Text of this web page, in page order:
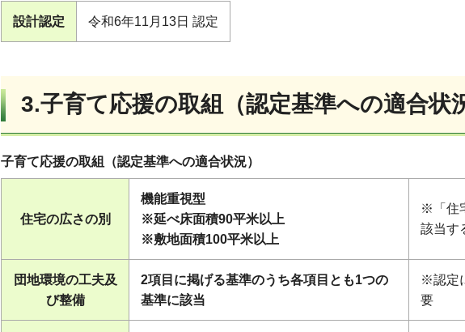
設計認定 令和6年11月13日 認定
3.子育て応援の取組（認定基準への適合状
子育て応援の取組（認定基準への適合状況）
住宅の広さの別
機能重視型
※延べ床面積90平米以上
※敷地面積100平米以上
※「住
該当す
団地環境の工夫及
び整備
2項目に掲げる基準のうち各項目とも1つの
基準に該当
※認定
要